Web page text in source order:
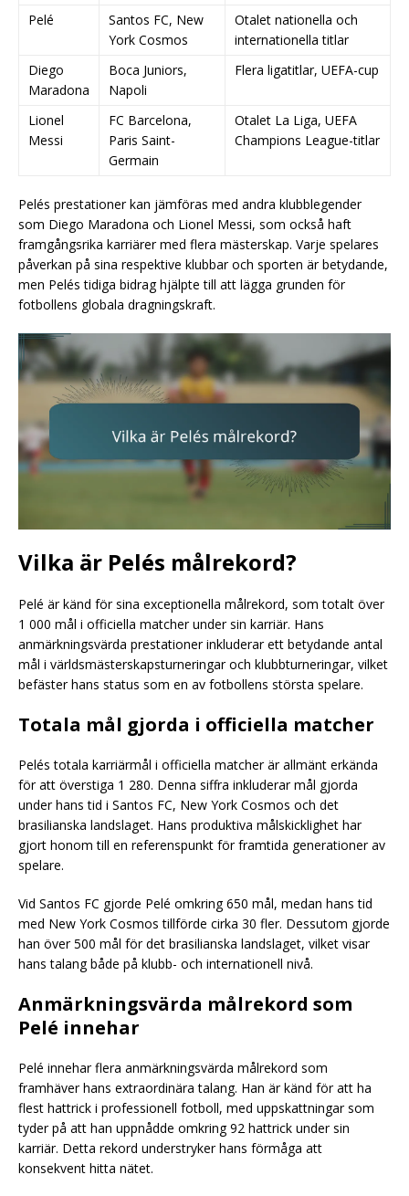
Pelé
Santos FC, New
York Cosmos
Otalet nationella och
internationella titlar
Diego
Maradona
Boca Juniors,
Napoli
Flera ligatitlar, UEFA-cup
Lionel
Messi
FC Barcelona,
Paris Saint-
Germain
Otalet La Liga, UEFA
Champions League-titlar
Pelés prestationer kan jämföras med andra klubblegender
som Diego Maradona och Lionel Messi, som också haft
framgångsrika karriärer med flera mästerskap. Varje spelares
påverkan på sina respektive klubbar och sporten är betydande,
men Pelés tidiga bidrag hjälpte till att lägga grunden för
fotbollens globala dragningskraft.
Vilka är Pelés målrekord?
Pelé är känd för sina exceptionella målrekord, som totalt över
1 000 mål i officiella matcher under sin karriär. Hans
anmärkningsvärda prestationer inkluderar ett betydande antal
mål i världsmästerskapsturneringar och klubbturneringar, vilket
befäster hans status som en av fotbollens största spelare.
Totala mål gjorda i officiella matcher
Pelés totala karriärmål i officiella matcher är allmänt erkända
för att överstiga 1 280. Denna siffra inkluderar mål gjorda
under hans tid i Santos FC, New York Cosmos och det
brasilianska landslaget. Hans produktiva målskicklighet har
gjort honom till en referenspunkt för framtida generationer av
spelare.
Vid Santos FC gjorde Pelé omkring 650 mål, medan hans tid
med New York Cosmos tillförde cirka 30 fler. Dessutom gjorde
han över 500 mål för det brasilianska landslaget, vilket visar
hans talang både på klubb- och internationell nivå.
Anmärkningsvärda målrekord som
Pelé innehar
Pelé innehar flera anmärkningsvärda målrekord som
framhäver hans extraordinära talang. Han är känd för att ha
flest hattrick i professionell fotboll, med uppskattningar som
tyder på att han uppnådde omkring 92 hattrick under sin
karriär. Detta rekord understryker hans förmåga att
konsekvent hitta nätet.